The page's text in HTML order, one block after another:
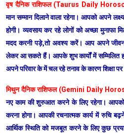
वृष दैनिक राशिफल (Taurus Daily
मान सम्मान दिलाने वाला रहेगा। आपको अपने
होगी। व्यवसाय कर रहे लोगों को अच्छा मुनाफा
मदद करनी पड़े,तो अवश्य करें। आप अपने
लेकर आ सकते हैं। आपके शुभ कार्यों में सम्मिलित
अपने परिवार के में चल रहे तनाव के कारण शिक्षा पर
मिथुन दैनिक राशिफल (Gemini Daily
नए काम की शुरुआत करने के लिए रहेगा। आपको
करना होगा। आपकी रचनात्मक कार्य में रुचि
आर्थिक स्थिति को मजबूत करने के लिए कुछ